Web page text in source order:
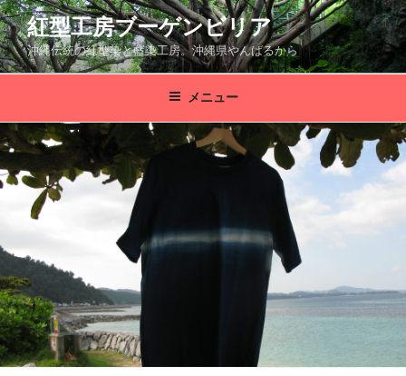
コ
ン
テ
ン
へ
ス
ッ
紅型工房ブーゲンビリア
沖縄伝統の紅型染と藍染工房。沖縄県やんばるから
メニュー